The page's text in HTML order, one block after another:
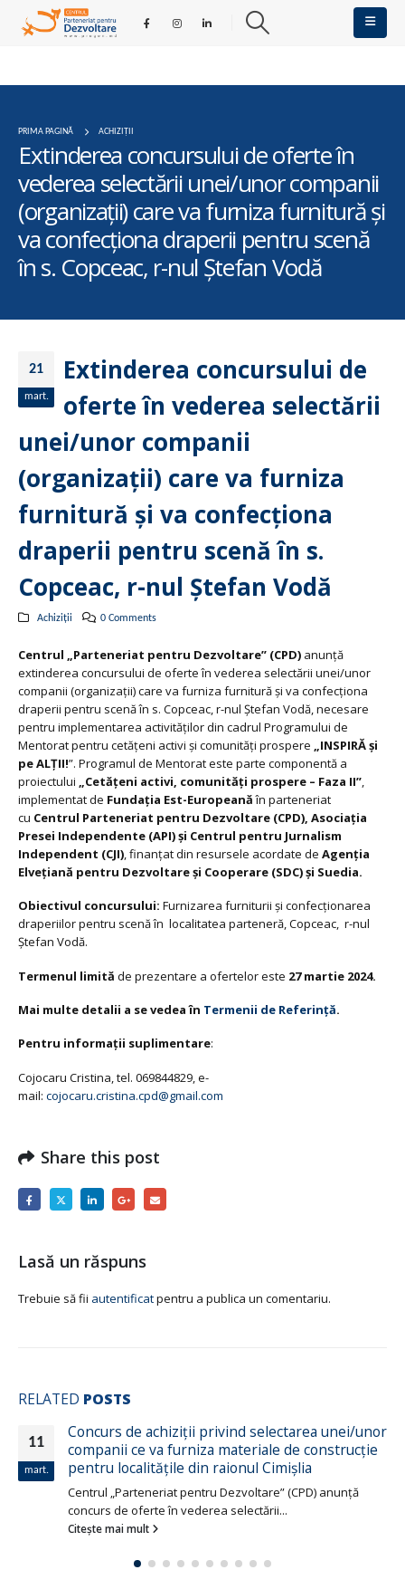
PRIMA PAGINĂ ACHIZIȚII
Extinderea concursului de oferte în
vederea selectării unei/unor companii
(organizații) care va furniza furnitură și
va confecționa draperii pentru scenă
în s. Copceac, r-nul Ștefan Vodă
21
mart.
Extinderea concursului de
oferte în vederea selectării
unei/unor companii
(organizații) care va furniza
furnitură și va confecționa
draperii pentru scenă în s.
Copceac, r-nul Ștefan Vodă
Achiziții 0 Comments
Centrul „Parteneriat pentru Dezvoltare” (CPD) anunță
extinderea concursului de oferte în vederea selectării unei/unor
companii (organizații) care va furniza furnitură și va confecționa
draperii pentru scenă în s. Copceac, r-nul Ștefan Vodă, necesare
pentru implementarea activităților din cadrul Programului de
Mentorat pentru cetățeni activi și comunități prospere „INSPIRĂ și
pe ALȚII!”. Programul de Mentorat este parte componentă a
proiectului „Cetățeni activi, comunități prospere – Faza II”,
implementat de Fundația Est-Europeanăîn parteneriat
cu Centrul Parteneriat pentru Dezvoltare (CPD), Asociația
Presei Independente (API) și Centrul pentru Jurnalism
Independent (CJI), finanțat din resursele acordate de Agenția
Elvețiană pentru Dezvoltare și Cooperare (SDC) și Suedia.
Obiectivul concursului: Furnizarea furniturii și confecționarea
draperiilor pentru scenă în localitatea parteneră, Copceac, r-nul
Ștefan Vodă.
Termenul limită de prezentare a ofertelor este 27 martie 2024.
Mai multe detalii a se vedea în Termenii de Referință.
Pentru informații suplimentare:
Cojocaru Cristina, tel. 069844829, e-
mail: cojocaru.cristina.cpd@gmail.com
Share this post
Lasă un răspuns
Trebuie să fii autentificatpentru a publica un comentariu.
RELATED POSTS
11
mart.
Concurs de achiziții privind selectarea unei/unor
companii ce va furniza materiale de construcție
pentru localitățile din raionul Cimișlia
Centrul „Parteneriat pentru Dezvoltare” (CPD) anunță
concurs de oferte în vederea selectării...
Citește mai mult